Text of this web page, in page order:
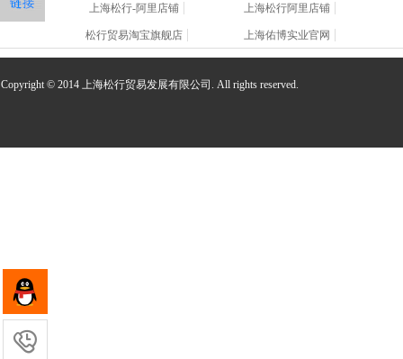
上海松行-阿里店铺 上海松行阿里店铺
松行贸易淘宝旗舰店 上海佑博实业官网
Copyright © 2014 上海松行贸易发展有限公司. All rights reserved.
